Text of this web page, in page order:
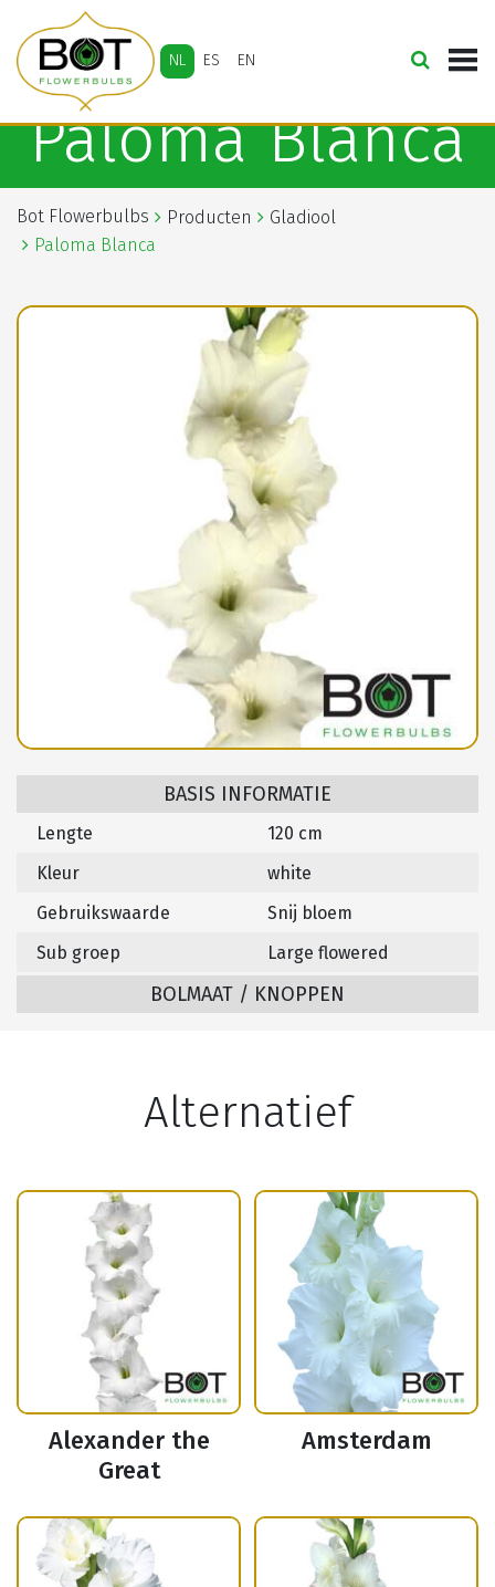
NL ES EN
Paloma Blanca
Bot Flowerbulbs Producten
Gladiool
Paloma Blanca
BASIS INFORMATIE
Lengte
120 cm
Kleur
white
Gebruikswaarde
Snij bloem
Sub groep
Large flowered
BOLMAAT / KNOPPEN
Alternatief
Alexander the
Great
Amsterdam